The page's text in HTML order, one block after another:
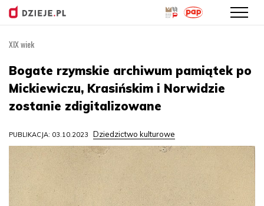
treści
XIX wiek
Bogate rzymskie archiwum pamiątek po
Mickiewiczu, Krasińskim i Norwidzie
zostanie zdigitalizowane
PUBLIKACJA: 03.10.2023 Dziedzictwo kulturowe